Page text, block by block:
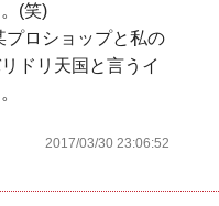
(笑)
プロショップと私の
ドリ天国と言うイ
2017/03/30 23:06:52